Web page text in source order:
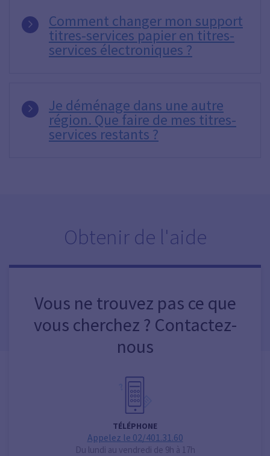
Comment changer mon support
titres-services papier en titres-
services électroniques ?
Je déménage dans une autre
région. Que faire de mes titres-
services restants ?
Obtenir de l'aide
Vous ne trouvez pas ce que
vous cherchez ? Contactez-
nous
TÉLÉPHONE
Appelez le 02/401.31.60
Du lundi au vendredi de 9h à 17h